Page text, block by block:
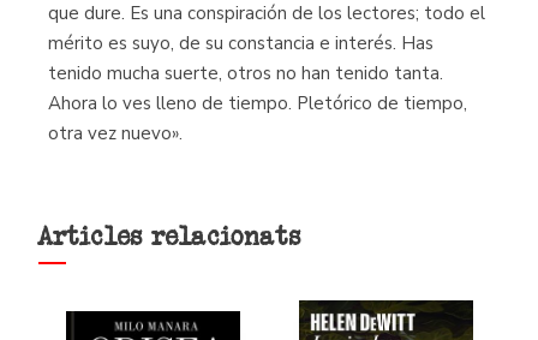
que dure. Es una conspiración de los lectores; todo el
mérito es suyo, de su constancia e interés. Has
tenido mucha suerte, otros no han tenido tanta.
Ahora lo ves lleno de tiempo. Pletórico de tiempo,
otra vez nuevo».
Articles relacionats